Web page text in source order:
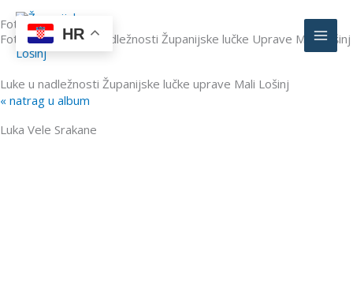
Skip
to
content
Foto galerija
Fotografije luka u nadležnosti Županijske lučke Uprave Mali Lošinj
Luke u nadležnosti Županijske lučke uprave Mali Lošinj
« natrag u album
Luka Vele Srakane
HR